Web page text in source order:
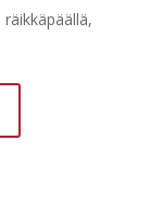
räikkäpäällä,